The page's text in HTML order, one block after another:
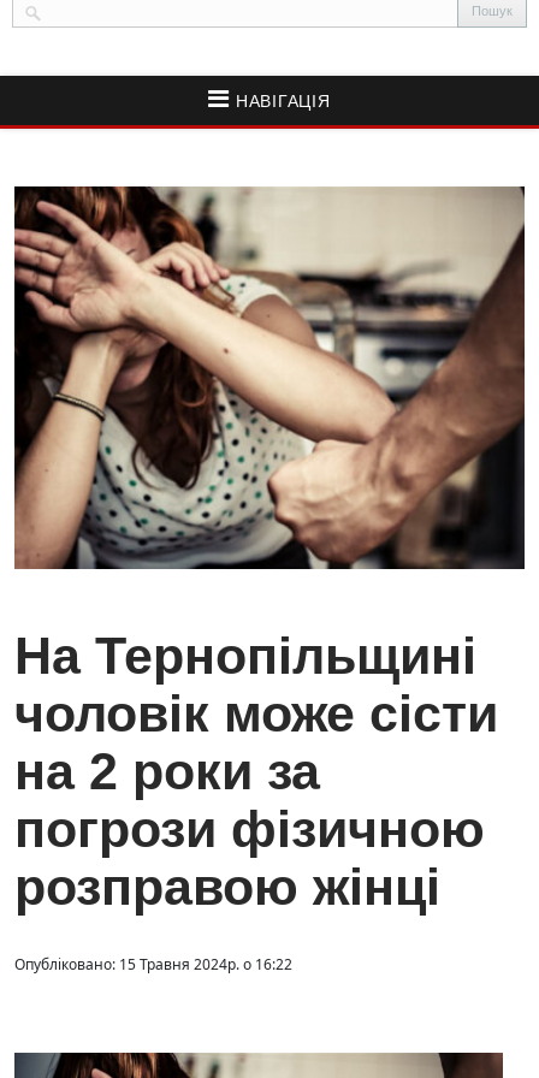
НАВІГАЦІЯ
На Тернопільщині
чоловік може сісти
на 2 роки за
погрози фізичною
розправою жінці
Опубліковано: 15 Травня 2024р. о 16:22